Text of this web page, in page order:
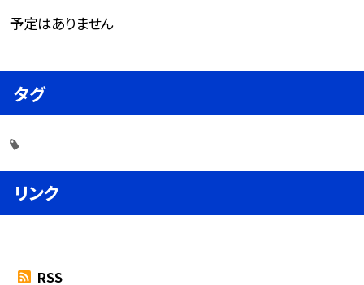
予定はありません
タグ
リンク
RSS